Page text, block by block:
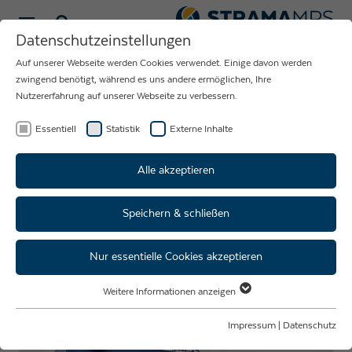
NEUIGKEITEN
RUND UM DAS
UNTERNEHMEN
STRAMA-MPS
Über 3.000 Besucher beim Tag
der offenen Tür der Strama-
MPS in Straubing
Datenschutzeinstellungen
Auf unserer Webseite werden Cookies verwendet. Einige davon werden
zwingend benötigt, während es uns andere ermöglichen, Ihre
Nutzererfahrung auf unserer Webseite zu verbessern.
Essentiell Statistik Externe Inhalte
Alle akzeptieren
Speichern & schließen
Nur essentielle Cookies akzeptieren
Essentielle Cookies werden für grundlegende Funktionen der Webseite
Weitere Informationen anzeigen
Impressum Datenschutz